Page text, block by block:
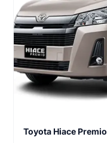
Toyota Hiace Premio